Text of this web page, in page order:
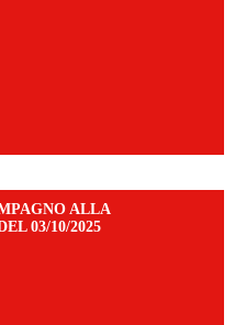
ALLA
03/10/2025